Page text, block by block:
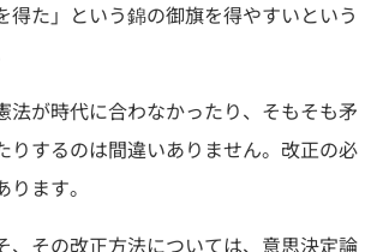
得た」という錦の御旗を得やすいという
法が時代に合わなかったり、そもそも矛
りするのは間違いありません。改正の必
ます。
、その改正方法については、意思決定論